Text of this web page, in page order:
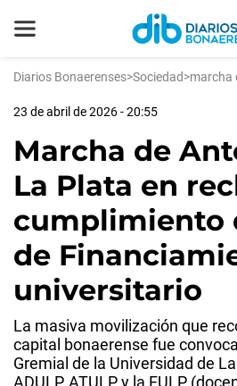
Diarios Bonaerenses>Sociedad>marcha
23 de abril de 2026 - 20:55
Marcha de
La Plata en
cumplimiento
de
universitario
La masiva movilización que
capital bonaerense fue
Gremial de la Universidad de
ADULP, ATULP y la FULP